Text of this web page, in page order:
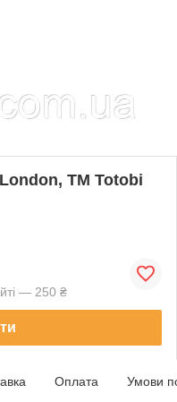
TM Totobi
— 250 ₴
Оплата Умови